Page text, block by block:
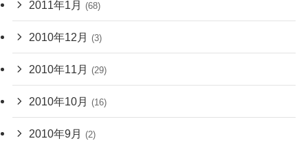
2011年1月 (68)
2010年12月 (3)
2010年11月 (29)
2010年10月 (16)
2010年9月 (2)